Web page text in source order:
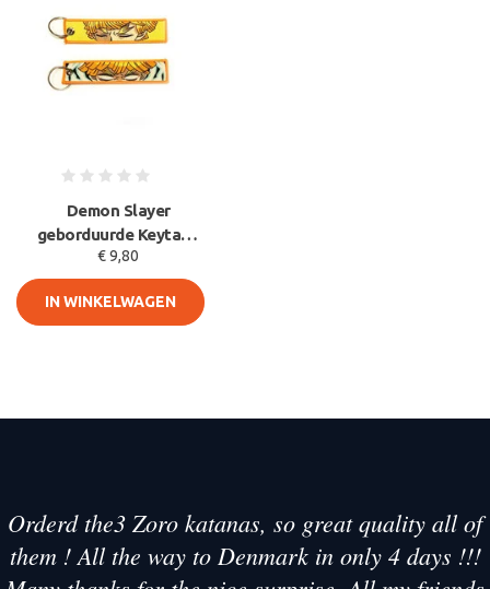
Demon Slayer
geborduurde Keytag -
Zenitsu Thunderclap
Anime dubbe
€ 9,80
IN WINKELWAGEN
Orderd the3 Zoro katanas, so great quality all of
them ! All the way to Denmark in only 4 days !!!